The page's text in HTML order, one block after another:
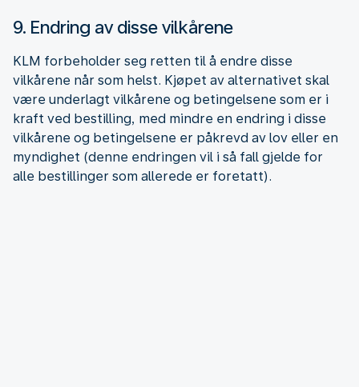
9. Endring av disse vilkårene
KLM forbeholder seg retten til å endre disse
vilkårene når som helst. Kjøpet av alternativet skal
være underlagt vilkårene og betingelsene som er i
kraft ved bestilling, med mindre en endring i disse
vilkårene og betingelsene er påkrevd av lov eller en
myndighet (denne endringen vil i så fall gjelde for
alle bestillinger som allerede er foretatt).